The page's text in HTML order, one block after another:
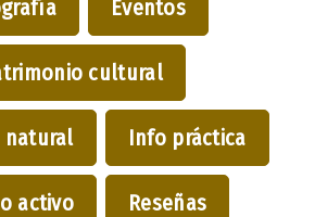
Eventos
cultural
natural Info práctica
activo Reseñas